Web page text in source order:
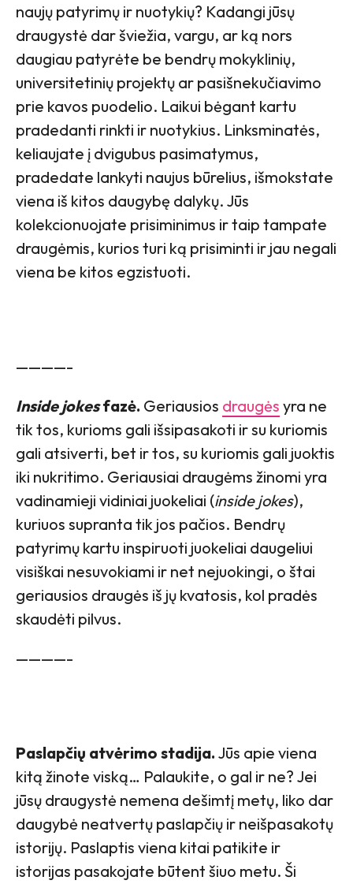
naujų patyrimų ir nuotykių? Kadangi jūsų
draugystė dar šviežia, vargu, ar ką nors
daugiau patyrėte be bendrų mokyklinių,
universitetinių projektų ar pasišnekučiavimo
prie kavos puodelio. Laikui bėgant kartu
pradedanti rinkti ir nuotykius. Linksminatės,
keliaujate į dvigubus pasimatymus,
pradedate lankyti naujus būrelius, išmokstate
viena iš kitos daugybę dalykų. Jūs
kolekcionuojate prisiminimus ir taip tampate
draugėmis, kurios turi ką prisiminti ir jau negali
viena be kitos egzistuoti.
————-
Inside jokesfazė. Geriausios draugės yra ne
tik tos, kurioms gali išsipasakoti ir su kuriomis
gali atsiverti, bet ir tos, su kuriomis gali juoktis
iki nukritimo. Geriausiai draugėms žinomi yra
vadinamieji vidiniai juokeliai (inside jokes),
kuriuos supranta tik jos pačios. Bendrų
patyrimų kartu inspiruoti juokeliai daugeliui
visiškai nesuvokiami ir net nejuokingi, o štai
geriausios draugės iš jų kvatosis, kol pradės
skaudėti pilvus.
————-
Paslapčių atvėrimo stadija. Jūs apie viena
kitą žinote viską… Palaukite, o gal ir ne? Jei
jūsų draugystė nemena dešimtį metų, liko dar
daugybė neatvertų paslapčių ir neišpasakotų
istorijų. Paslaptis viena kitai patikite ir
istorijas pasakojate būtent šiuo metu. Ši